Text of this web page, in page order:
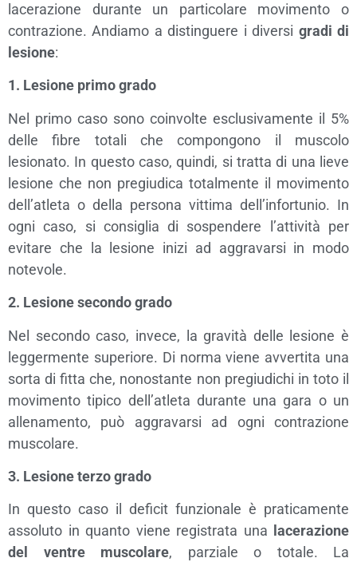
lacerazione durante un particolare movimento o
contrazione. Andiamo a distinguere i diversi gradi di
lesione:
1. Lesione primo grado
Nel primo caso sono coinvolte esclusivamente il 5%
delle fibre totali che compongono il muscolo
lesionato. In questo caso, quindi, si tratta di una lieve
lesione che non pregiudica totalmente il movimento
dell’atleta o della persona vittima dell’infortunio. In
ogni caso, si consiglia di sospendere l’attività per
evitare che la lesione inizi ad aggravarsi in modo
notevole.
2. Lesione secondo grado
Nel secondo caso, invece, la gravità delle lesione è
leggermente superiore. Di norma viene avvertita una
sorta di fitta che, nonostante non pregiudichi in toto il
movimento tipico dell’atleta durante una gara o un
allenamento, può aggravarsi ad ogni contrazione
muscolare.
3. Lesione terzo grado
In questo caso il deficit funzionale è praticamente
assoluto in quanto viene registrata una
lacerazione
del ventre muscolare, parziale o totale. La